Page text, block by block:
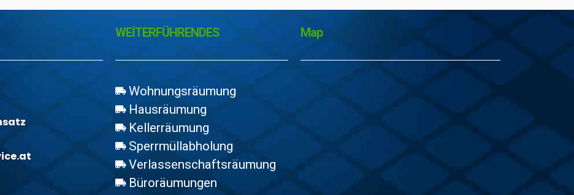
WEİTERFÜHRENDES
Wohnungsräumung
Hausräumung
Kellerräumung
Sperrmüllabholung
Verlassenschaftsräumung
Büroräumungen
Map